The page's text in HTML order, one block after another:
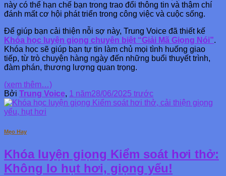
này có thể hạn chế bạn trong trao đổi thông tin và thậm chí
đánh mất cơ hội phát triển trong công việc và cuộc sống.
Để giúp bạn cải thiện nỗi sợ này, Trung Voice đã thiết kế
Khóa học luyện giọng chuyên biệt “Giải Mã Giọng Nói”.
Khóa học sẽ giúp bạn tự tin làm chủ mọi tình huống giao
tiếp, từ trò chuyện hàng ngày đến những buổi thuyết trình,
đàm phán, thương lượng quan trọng.
(xem thêm…)
Bởi Trung Voice, 1 năm28/06/2025 trước
Mẹo Hay
Khóa luyện giọng Kiểm soát hơi thở:
Không lo hụt hơi, giọng yếu!